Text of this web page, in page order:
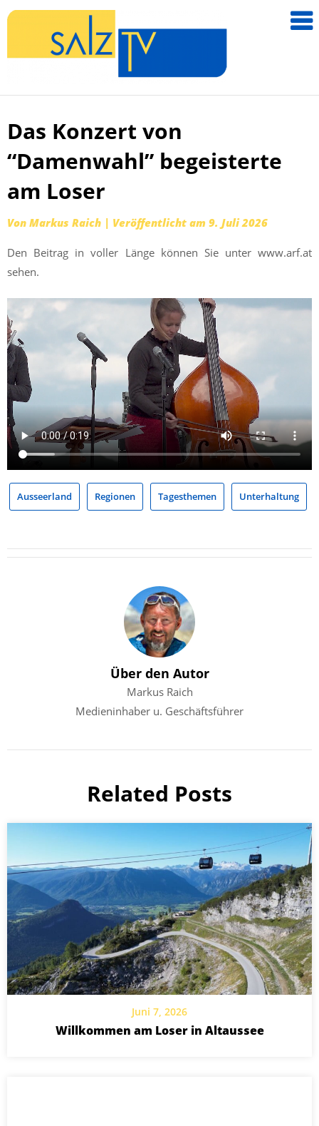
salzTV –
Zum
springen
Das Konzert von
“Damenwahl” begeisterte
am Loser
Von Markus Raich | Veröffentlicht am 9. Juli 2026
Den Beitrag in voller Länge können Sie unter www.arf.at
sehen.
Ausseerland Regionen Tagesthemen Unterhaltung
Über den Autor
Markus Raich
Medieninhaber u. Geschäftsführer
Related Posts
Juni 7, 2026
Willkommen am Loser in Altaussee